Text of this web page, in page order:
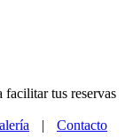
facilitar tus reservas
|
Contacto